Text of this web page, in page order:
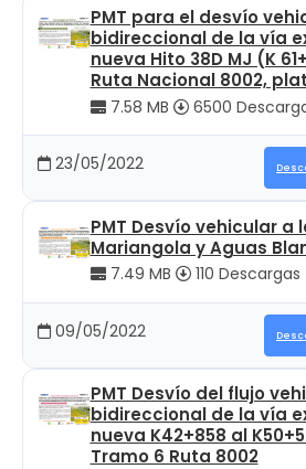
PMT para el desvío
bidireccional de la vía
nueva Hito 38D MJ (K
Ruta Nacional 8002,
7.58 MB 6500
23/05/2022
PMT Desvío vehicular a
Mariangola y Aguas
7.49 MB 110 Descargas
09/05/2022
PMT Desvío del flujo
bidireccional de la vía
nueva K42+858 al
Tramo 6 Ruta 8002